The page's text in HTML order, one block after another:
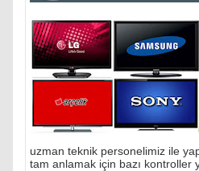
uzman teknik personelimiz ile
tam anlamak için bazı kontroller